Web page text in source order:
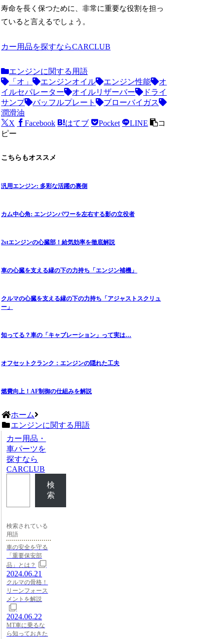
寿命を長く保つために、非常に重要な役割を担っ
ていると言えるでしょう。
カー用品を探すならCARCLUB
エンジンに関する用語
「オ」
エンジンオイル エンジン性能
オ
イルセパレーター
オイルリザーバー
ドライ
サンプ
バッフルプレート
ブローバイガス
潤滑油
X
Facebook はてブ Pocket LINE
コ
ピー
こちらもオススメ
汎用エンジン: 多彩な活躍の裏側
カム中心角: エンジンパワーを左右する影の立役者
2stエンジンの心臓部！給気効率を徹底解説
車の心臓を支える縁の下の力持ち「エンジン補機」
クルマの心臓を支える縁の下の力持ち「アジャストスクリュ
ー」
知ってる？車の「キャブレーション」って実は…
オフセットクランク：エンジンの隠れた工夫
燃費向上！AF制御の仕組みを解説
ホーム
エンジンに関する用語
カー用品・
車パーツを
探すなら
CARCLUB
検
索
検索されている
用語
車の安全を守る
「重要保安部
品」とは？
2024.06.21
クルマの骨格！
リーンフォース
メントを解説
2024.06.22
MT車に乗るな
ら知っておきた